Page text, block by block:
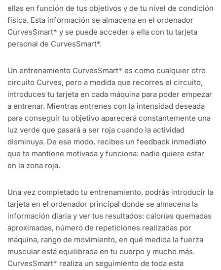
ellas en función de tus objetivos y de tu nivel de condición
física. Esta información se almacena en el ordenador
CurvesSmart* y se puede acceder a ella con tu tarjeta
personal de CurvesSmart*.
Un entrenamiento CurvesSmart* es como cualquier otro
circuito Curves, pero a medida que recorres el circuito,
introduces tu tarjeta en cada máquina para poder empezar
a entrenar. Mientras entrenes con la intensidad deseada
para conseguir tu objetivo aparecerá constantemente una
luz verde que pasará a ser roja cuando la actividad
disminuya. De ese modo, recibes un feedback inmediato
que te mantiene motivada y funciona: nadie quiere estar
en la zona roja.
Una vez completado tu entrenamiento, podrás introducir la
tarjeta en el ordenador principal donde se almacena la
información diaria y ver tus resultados: calorías quemadas
aproximadas, número de repeticiones realizadas por
máquina, rango de movimiento, en qué medida la fuerza
muscular está equilibrada en tu cuerpo y mucho más.
CurvesSmart* realiza un seguimiento de toda esta